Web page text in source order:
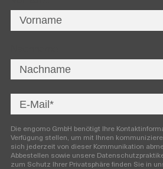
Die engomo GmbH benötigt Ihre
Verfügung stellen, um mit Ihnen
sich jederzeit von dieser Kommunikation
Abbestellen sowie unsere
zum Schutz Ihrer Privatsphäre finden Sie in